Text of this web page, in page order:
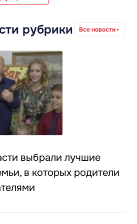
рубрики Все новости
выбрали лучшие
в которых родители